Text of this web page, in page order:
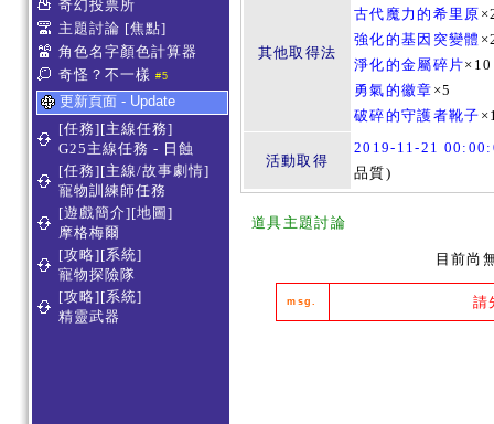
奇幻投票所
主題討論 [焦點]
角色名字顏色計算器
奇怪？不一樣 #5
更新頁面 - Update
[任務][主線任務]
G25主線任務 - 日蝕
[任務][主線/故事劇情]
寵物訓練師任務
[遊戲簡介][地圖]
摩格梅爾
[攻略][系統]
寵物探險隊
[攻略][系統]
精靈武器
其他取得法
古代魔力的希里原
強化的基因突變體
淨化的金屬碎片×10
勇氣的徽章 ×5
破碎的守護者靴子
活動取得
2019-11-21
品質)
道具主題討論
目前尚
msg. 請